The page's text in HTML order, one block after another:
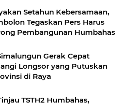
Setahun Kebersamaan,
Tegaskan Pers Harus
Pembangunan Humbahas
Gerak Cepat
Longsor yang Putuskan
di Raya
TSTH2 Humbahas,